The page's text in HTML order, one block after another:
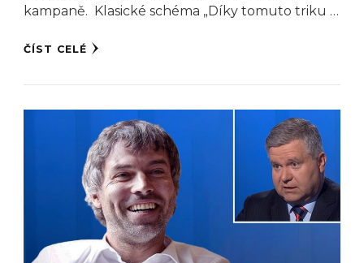
kampaně. Klasické schéma „Díky tomuto triku …
ČÍST CELÉ